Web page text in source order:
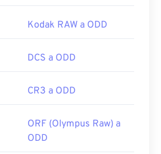
Kodak RAW a ODD
DCS a ODD
CR3 a ODD
ORF (Olympus Raw) a
ODD